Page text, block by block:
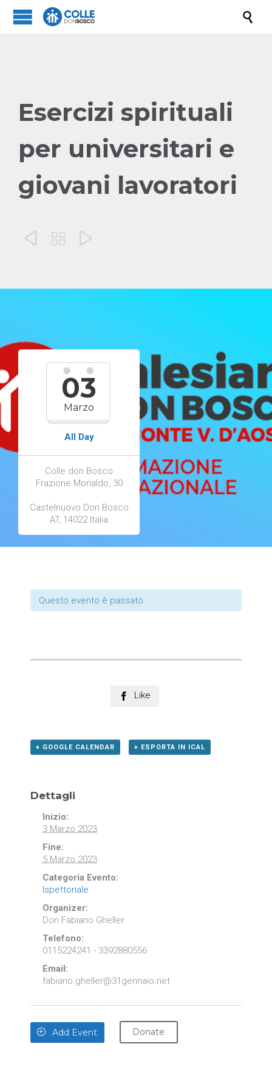

Esercizi spirituali
per universitari e
giovani lavoratori
  
03
Marzo
All Day
Colle don Bosco
Frazione Morialdo, 30
Castelnuovo Don Bosco
AT, 14022 Italia
Questo evento è passato.
 Like
+ GOOGLE CALENDAR + ESPORTA IN ICAL
Dettagli
Inizio:
3 Marzo 2023
Fine:
5 Marzo 2023
Categoria Evento:
Ispettoriale
Organizer:
Don Fabiano Gheller
Telefono:
0115224241 - 3392880556
Email:
fabiano.gheller@31gennaio.net
 Add Event Donate